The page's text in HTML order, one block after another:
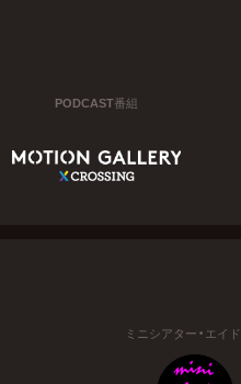
PODCAST番組
ミニシアター・エイ